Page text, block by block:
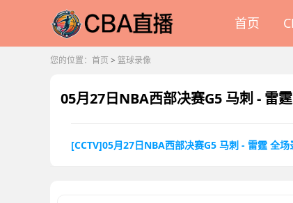
首页
您的位置： 首页 > 篮球录像
05月27日NBA西部决赛G5 马刺 - 雷
[CCTV]05月27日NBA西部决赛G5 马刺 - 雷霆 全场